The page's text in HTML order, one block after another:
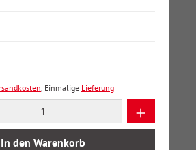
, Einmalige Lieferung
Gib den gewünschten
In den Warenkorb